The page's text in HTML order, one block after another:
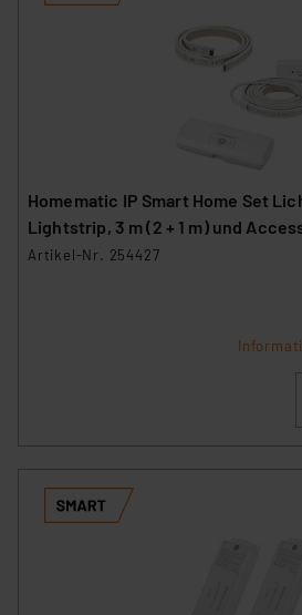
Homematic IP Smart Home Set
Lightstrip, 3 m (2 + 1 m) und
Artikel-Nr. 254427